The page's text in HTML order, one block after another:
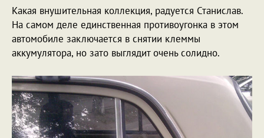
Какая внушительная коллекция, радуется Станислав.
На самом деле единственная противоугонка в этом
автомобиле заключается в снятии клеммы
аккумулятора, но зато выглядит очень солидно.